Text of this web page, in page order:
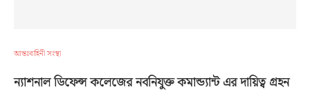
আন্তঃবাহিনী সংস্থা
ন্যাশনাল ডিফেন্স কলেজের নবনিযুক্ত কমান্ড্যান্ট এর দায়িত্ব গ্রহন